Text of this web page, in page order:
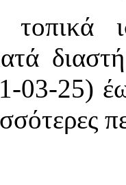
03-25)